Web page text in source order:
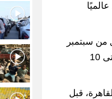
فيفا، بينما ارتقى منتخب السنغال مركزاً وحيدًا ليحتل المركز الـ18 عالميًا
سبتمبر
المقبل استعداداً لمباراتى إثيوبيا وبوركينا فاسو في الفترة من 2 حتى 10
قبل